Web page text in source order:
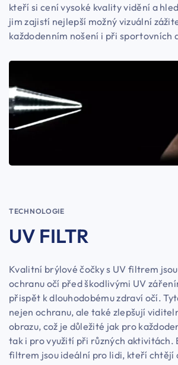
kteří si cení vysoké kvality vidění a
jim zajistí nejlepší možný vizuální
každodenním nošení i při sportovních
TECHNOLOGIE
UV FILTR
Kvalitní brýlové čočky s UV filtrem
ochranu očí před škodlivými UV
přispět k dlouhodobému zdraví očí.
nejen ochranu, ale také zlepšují
obrazu, což je důležité jak pro
tak i pro využití při různých aktivitách.
filtrem jsou ideální pro lidi, kteří chtějí